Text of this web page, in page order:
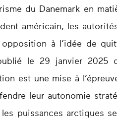
du Danemark en
américain, les
à l’idée de
le 29 janvier 2025
est une mise à
leur autonomie
puissances arctiques